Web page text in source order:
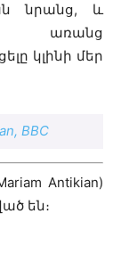
նրանց, և
առանց
կլինի մեր
BBC
Antikian)
են։